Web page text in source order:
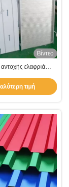
Βίντεο
ελαφριά
οροφών
τιμή